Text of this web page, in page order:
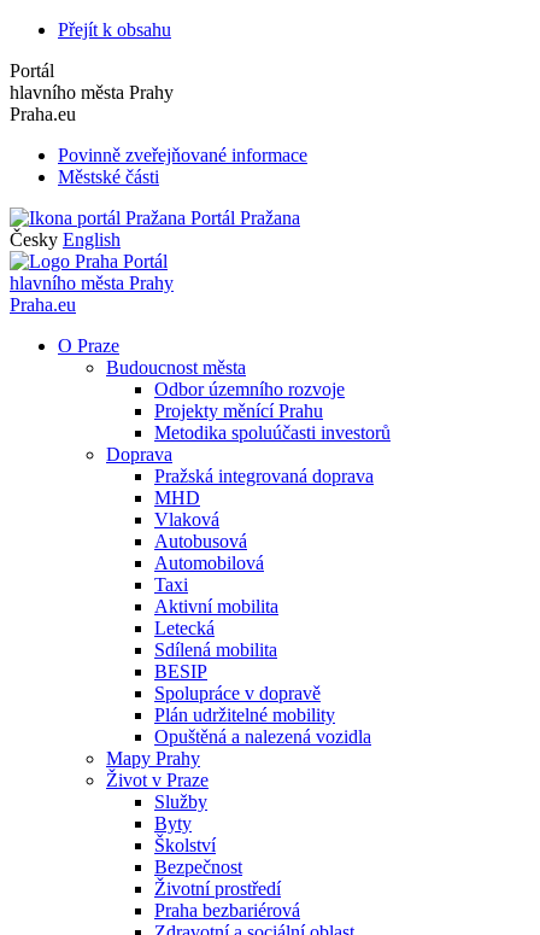
Přejít k obsahu
Portál
hlavního města Prahy
Praha.eu
Povinně zveřejňované informace
Městské části
Portál Pražana
Česky English
Portál
hlavního města Prahy
Praha.eu
O Praze
Budoucnost města
Odbor územního rozvoje
Projekty měnící Prahu
Metodika spoluúčasti investorů
Doprava
Pražská integrovaná doprava
MHD
Vlaková
Autobusová
Automobilová
Taxi
Aktivní mobilita
Letecká
Sdílená mobilita
BESIP
Spolupráce v dopravě
Plán udržitelné mobility
Opuštěná a nalezená vozidla
Mapy Prahy
Život v Praze
Služby
Byty
Školství
Bezpečnost
Životní prostředí
Praha bezbariérová